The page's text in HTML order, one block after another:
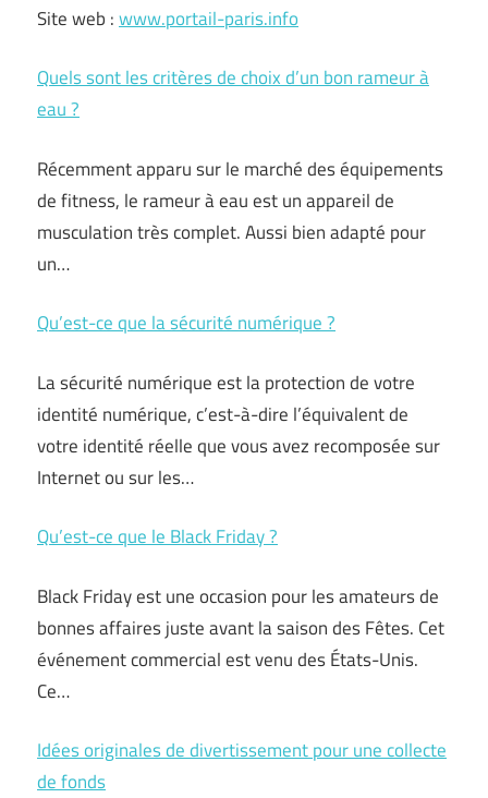
Site web :www.portail-paris.info
Quels sont les critères de choix d’un bon rameur à
eau ?
Récemment apparu sur le marché des équipements
de fitness, le rameur à eau est un appareil de
musculation très complet. Aussi bien adapté pour
un…
Qu’est-ce que la sécurité numérique ?
La sécurité numérique est la protection de votre
identité numérique, c’est-à-dire l’équivalent de
votre identité réelle que vous avez recomposée sur
Internet ou sur les…
Qu’est-ce que le Black Friday ?
Black Friday est une occasion pour les amateurs de
bonnes affaires juste avant la saison des Fêtes. Cet
événement commercial est venu des États-Unis.
Ce…
Idées originales de divertissement pour une collecte
de fonds